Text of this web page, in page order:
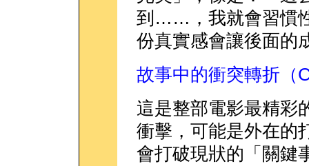
到……，我就會習慣
份真實感會讓後面的
故事中的衝突轉折（
這是整部電影最精彩
衝擊，可能是外在的
會打破現狀的「關鍵